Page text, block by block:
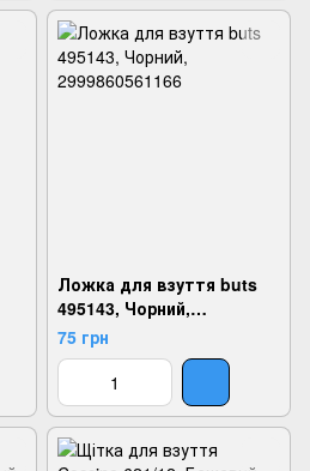
Ложка для взуття buts
495143, Чорний,
2999860561166
75 грн